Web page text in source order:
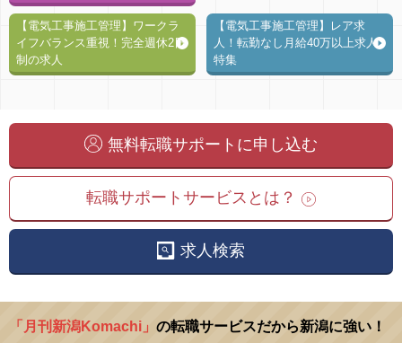
【電気工事施工管理】ワークラ
イフバランス重視！完全週休2日
制の求人
【電気工事施工管理】レア求
人！転勤なし月給40万以上求人
特集
無料転職サポートに申し込む
転職サポートサービスとは？
求人検索
「月刊新潟Komachi」 の転職サービスだから新潟に強い！